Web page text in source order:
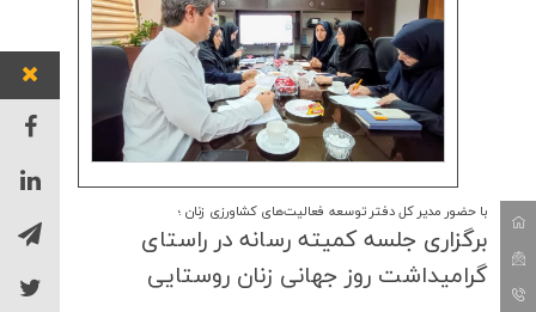
با حضور مدیر کل دفتر توسعه فعالیت‌های کشاورزی زنان ؛
برگزاری جلسه كمیته رسانه در راستای
گرامیداشت روز جهانی زنان روستایی